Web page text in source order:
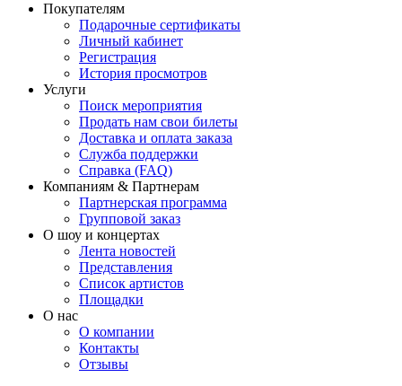
Покупателям
Подарочные сертификаты
Личный кабинет
Регистрация
История просмотров
Услуги
Поиск мероприятия
Продать нам свои билеты
Доставка и оплата заказа
Служба поддержки
Справка (FAQ)
Компаниям & Партнерам
Партнерская программа
Групповой заказ
О шоу и концертах
Лента новостей
Представления
Список артистов
Площадки
О нас
О компании
Контакты
Отзывы